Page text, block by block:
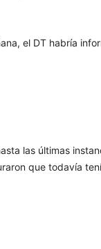
el DT habría
las últimas
que todavía